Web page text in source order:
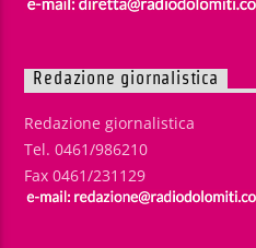
Redazione giornalistica
Redazione giornalistica
Tel. 0461/986210
Fax 0461/231129